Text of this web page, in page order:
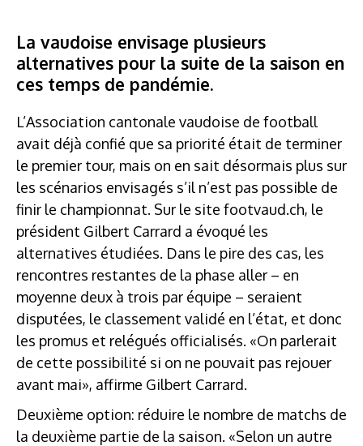
La vaudoise envisage plusieurs
alternatives pour la suite de la saison en
ces temps de pandémie.
L’Association cantonale vaudoise de football
avait déjà confié que sa priorité était de terminer
le premier tour, mais on en sait désormais plus sur
les scénarios envisagés s’il n’est pas possible de
finir le championnat. Sur le site footvaud.ch, le
président Gilbert Carrard a évoqué les
alternatives étudiées. Dans le pire des cas, les
rencontres restantes de la phase aller – en
moyenne deux à trois par équipe – seraient
disputées, le classement validé en l’état, et donc
les promus et relégués officialisés. «On parlerait
de cette possibilité si on ne pouvait pas rejouer
avant mai», affirme Gilbert Carrard.
Deuxième option: réduire le nombre de matchs de
la deuxième partie de la saison. «Selon un autre